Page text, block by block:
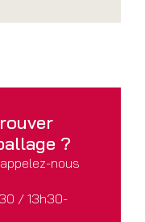
?
nous
/ 13h30-